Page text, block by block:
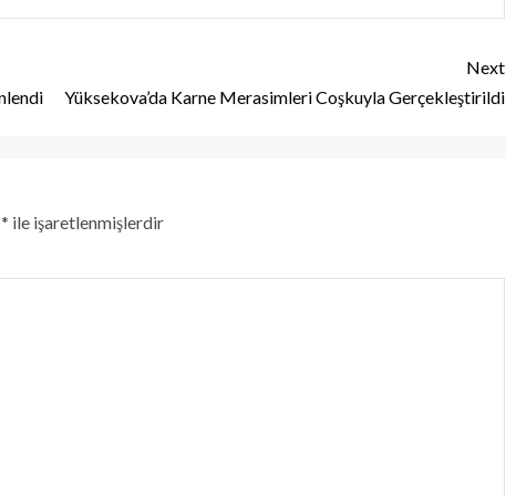
Next
Yüksekova’da Karne Merasimleri Coşkuyla Gerçekleştirildi
* ile işaretlenmişlerdir